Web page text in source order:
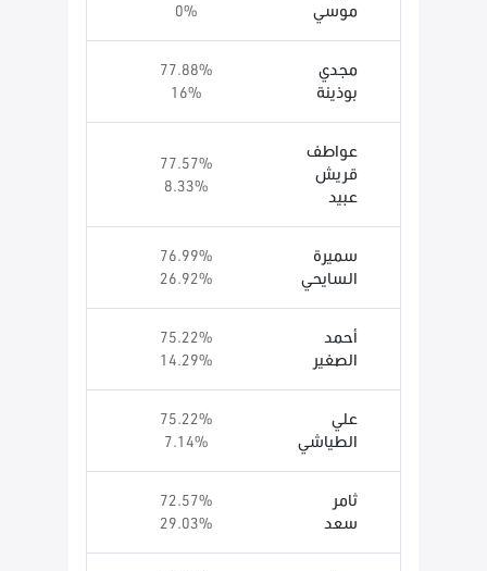
مجدي
بوذينة
77.88%
16%
موسي
0%
أحمد
الصغير
75.22%
14.29%
علي
الطياشي
75.22%
7.14%
سميرة
السايحي
76.99%
26.92%
ثامر
سعد
72.57%
29.03%
عواطف
قريش
عبيد
77.57%
8.33%